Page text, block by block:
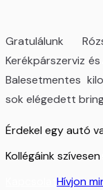
Gratulálunk
Kerékpárszerviz
Balesetmentes
sok elégedett
Érdekel egy autó
Kollégáink
Hívjon